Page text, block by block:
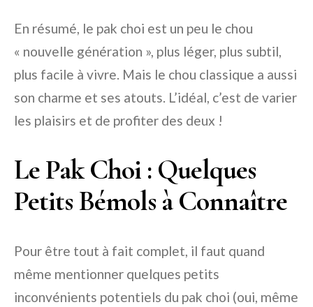
En résumé, le pak choi est un peu le chou
« nouvelle génération », plus léger, plus subtil,
plus facile à vivre. Mais le chou classique a aussi
son charme et ses atouts. L’idéal, c’est de varier
les plaisirs et de profiter des deux !
Le Pak Choi : Quelques
Petits Bémols à Connaître
Pour être tout à fait complet, il faut quand
même mentionner quelques petits
inconvénients potentiels du pak choi (oui, même